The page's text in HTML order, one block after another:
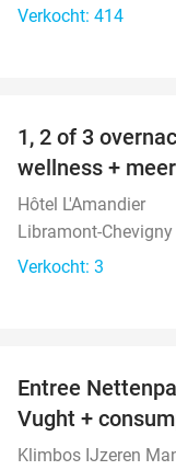
Verkocht: 414
TODAY
1, 2 of 3
wellness +
Hôtel L'Amandier
Libramont-Chevigny
Verkocht: 3
Entree
Vught +
Klimbos IJzeren